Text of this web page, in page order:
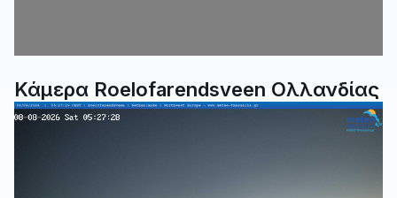
Κάμερα Roelofarendsveen Ολλανδίας